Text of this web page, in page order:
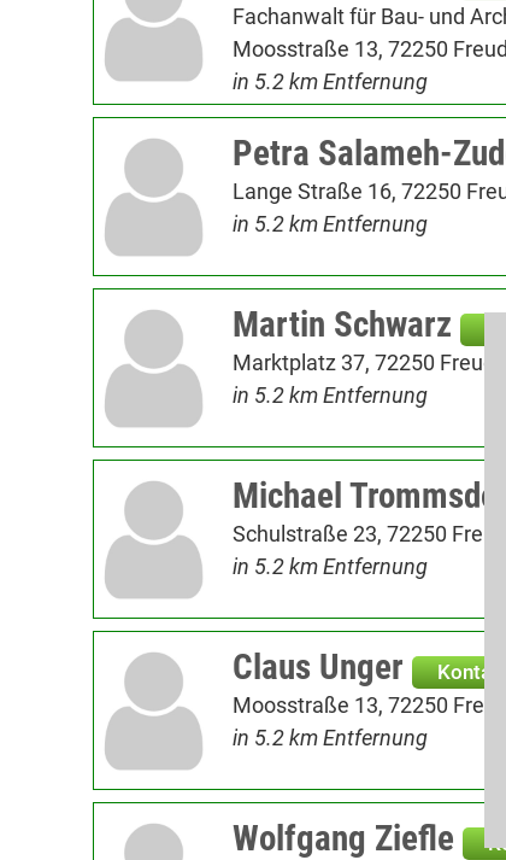
Fachanwalt für Bau- und
Moosstraße 13, 72250
in 5.2 km Entfernung
Petra Salameh-
Lange Straße 16, 72250
in 5.2 km Entfernung
Martin Schwarz
Marktplatz 37, 72250
in 5.2 km Entfernung
Michael
Schulstraße 23, 72250
in 5.2 km Entfernung
Claus Unger Kontakt
Moosstraße 13, 72250
in 5.2 km Entfernung
Wolfgang Ziefle